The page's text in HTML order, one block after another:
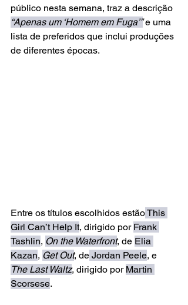
público nesta semana, traz a descrição
“Apenas um ‘Homem em Fuga’” e uma
lista de preferidos que inclui produções
de diferentes épocas.
Entre os títulos escolhidos estão This
Girl Can’t Help It, dirigido por Frank
Tashlin, On the Waterfront, de Elia
Kazan, Get Out, de Jordan Peele, e
The Last Waltz, dirigido por Martin
Scorsese.